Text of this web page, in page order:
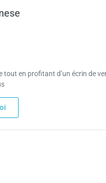
tout en profitant d’un écrin de